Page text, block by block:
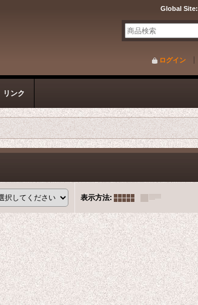
Global Site:
ログイン
リンク
表示方法: